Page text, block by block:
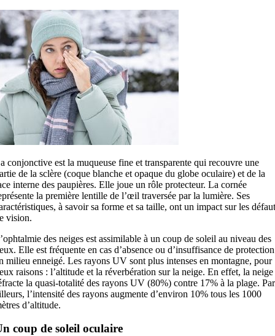
conjonctive est la muqueuse fine et transparente qui recouvre une
de la sclère (coque blanche et opaque du globe oculaire) et de la
interne des paupières. Elle joue un rôle protecteur. La cornée
la première lentille de l’œil traversée par la lumière. Ses
à savoir sa forme et sa taille, ont un impact sur les
vision.
des neiges est assimilable à un coup de soleil au niveau des
Elle est fréquente en cas d’absence ou d’insuffisance de protection
milieu enneigé. Les rayons UV sont plus intenses en montagne, pour
raisons : l’altitude et la réverbération sur la neige. En effet, la neige
la quasi-totalité des rayons UV (80%) contre 17% à la plage. Par
l’intensité des rayons augmente d’environ 10% tous les 1000
d’altitude.
coup de soleil oculaire